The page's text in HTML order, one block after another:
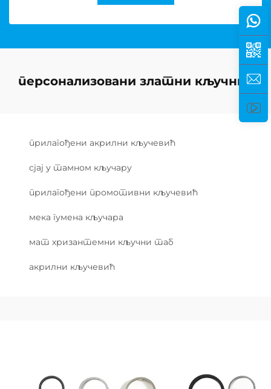
персонализовани златни кључник
прилагођени акрилни кључевић
сјај у тамном кључару
прилагођени промотивни кључевић
мека гумена кључара
мат хризантемни кључни таб
акрилни кључевић